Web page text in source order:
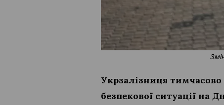
Укрзалізниця
безпекової ситуації на